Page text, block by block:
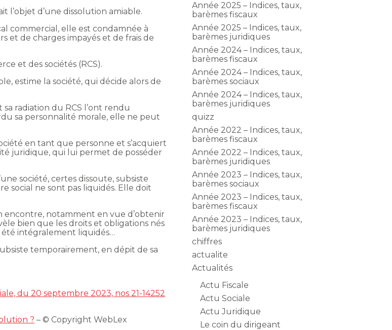
l’objet d’une dissolution amiable.
commercial, elle est condamnée à
et de charges impayés et de frais de
et des sociétés (RCS).
estime la société, qui décide alors de
sa radiation du RCS l’ont rendu
sa personnalité morale, elle ne peut
en tant que personne et s’acquiert
juridique, qui lui permet de posséder
société, certes dissoute, subsiste
social ne sont pas liquidés. Elle doit
encontre, notamment en vue d’obtenir
bien que les droits et obligations nés
été intégralement liquidés…
temporairement, en dépit de sa
du 20 septembre 2023, nos 21-14252
? – © Copyright WebLex
Année 2025 – Indices, taux,
barèmes fiscaux
Année 2025 – Indices, taux,
barèmes juridiques
Année 2024 – Indices, taux,
barèmes fiscaux
Année 2024 – Indices, taux,
barèmes sociaux
Année 2024 – Indices, taux,
barèmes juridiques
quizz
Année 2022 – Indices, taux,
barèmes fiscaux
Année 2022 – Indices, taux,
barèmes juridiques
Année 2023 – Indices, taux,
barèmes sociaux
Année 2023 – Indices, taux,
barèmes fiscaux
Année 2023 – Indices, taux,
barèmes juridiques
chiffres
actualite
Actualités
Actu Fiscale
Actu Sociale
Actu Juridique
Le coin du dirigeant